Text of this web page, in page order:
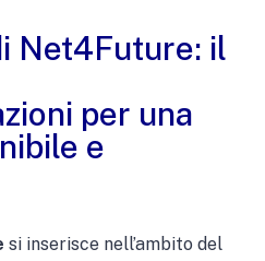
Net4Future: il
per una
e
si inserisce nell’ambito del